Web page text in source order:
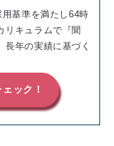
基準を満たし64時
リキュラムで『聞
年の実績に基づく
ック！